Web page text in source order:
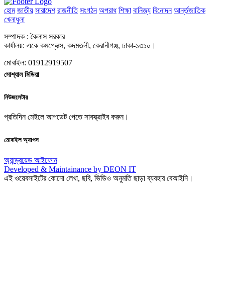
হোম জাতীয় সারাদেশ রাজনীতি সংগঠন অপরাধ শিক্ষা বানিজ্য বিনোদন আর্ন্তজাতিক
খেলাধুলা
সম্পাদক : কৈলাস সরকার
কার্যালয়: একে কমপ্লেক্স, কদমতলী, কেরানীগঞ্জ, ঢাকা-১৩১০।
মোবাইল: 01912919507
সোশ্যাল মিডিয়া
নিউজলেটার
প্রতিদিন মেইলে আপডেট পেতে সাবস্ক্রাইব করুন।
মোবাইল অ্যাপস
অ্যান্ড্রয়েড আইফোন
Developed & Maintainance by DEON IT
এই ওয়েবসাইটের কোনো লেখা, ছবি, ভিডিও অনুমতি ছাড়া ব্যবহার বেআইনি।